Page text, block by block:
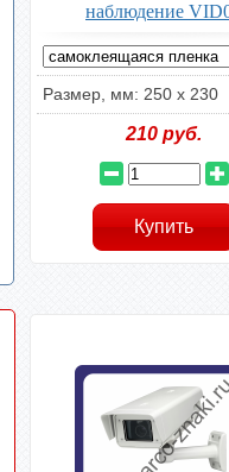
наблюдение
Размер, мм: 250 x 230
210 руб.